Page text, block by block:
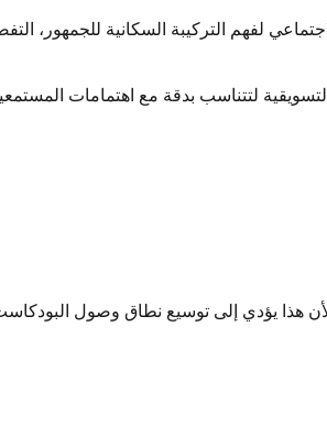
لفهم التركيبة السكانية للجمهور،
لتتناسب بدقة مع اهتمامات
يؤدي إلى توسيع نطاق وصول البودكاست